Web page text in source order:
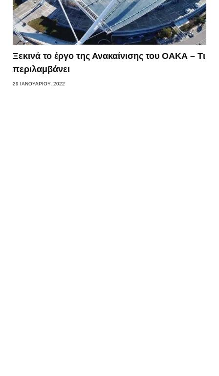
Ξεκινά το έργο της Ανακαίνισης του ΟΑΚΑ – Τι
περιλαμβάνει
29 ΙΑΝΟΥΑΡΊΟΥ, 2022